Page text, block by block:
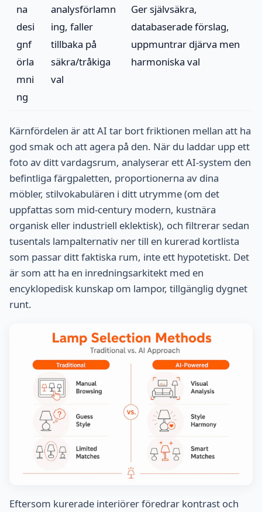
na
desi
gnf
örla
mni
ng
analysförlamn
ing, faller
tillbaka på
säkra/tråkiga
val
Ger självsäkra,
databaserade förslag,
uppmuntrar djärva men
harmoniska val
Kärnfördelen är att AI tar bort friktionen mellan att ha
god smak och att agera på den. När du laddar upp ett
foto av ditt vardagsrum, analyserar ett AI-system den
befintliga färgpaletten, proportionerna av dina
möbler, stilvokabulären i ditt utrymme (om det
uppfattas som mid-century modern, kustnära
organisk eller industriell eklektisk), och filtrerar sedan
tusentals lampalternativ ner till en kurerad kortlista
som passar ditt faktiska rum, inte ett hypotetiskt. Det
är som att ha en inredningsarkitekt med en
encyklopedisk kunskap om lampor, tillgänglig dygnet
runt.
Eftersom kurerade interiörer föredrar kontrast och